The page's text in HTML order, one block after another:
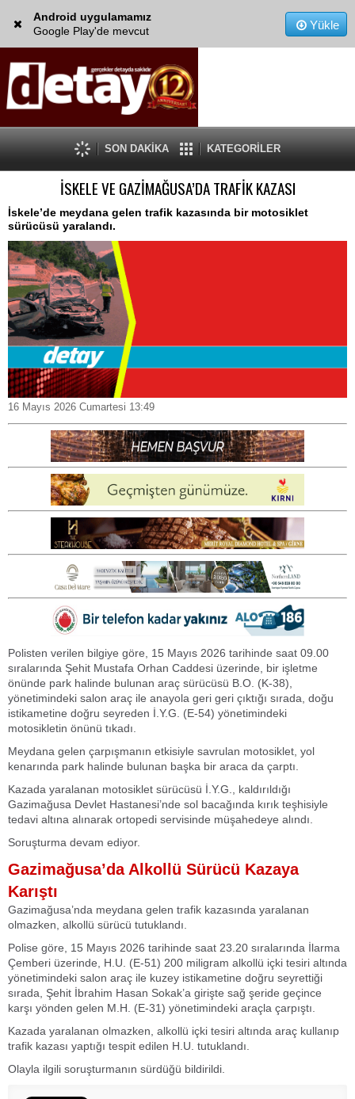
Android uygulamamız
Google Play'de mevcut
Yükle
SON DAKİKA KATEGORİLER
İSKELE VE GAZİMAĞUSA’DA TRAFİK KAZASI
İskele’de meydana gelen trafik kazasında bir motosiklet
sürücüsü yaralandı.
16 Mayıs 2026 Cumartesi 13:49
Polisten verilen bilgiye göre, 15 Mayıs 2026 tarihinde saat 09.00
sıralarında Şehit Mustafa Orhan Caddesi üzerinde, bir işletme
önünde park halinde bulunan araç sürücüsü B.O. (K-38),
yönetimindeki salon araç ile anayola geri geri çıktığı sırada, doğu
istikametine doğru seyreden İ.Y.G. (E-54) yönetimindeki
motosikletin önünü tıkadı.
Meydana gelen çarpışmanın etkisiyle savrulan motosiklet, yol
kenarında park halinde bulunan başka bir araca da çarptı.
Kazada yaralanan motosiklet sürücüsü İ.Y.G., kaldırıldığı
Gazimağusa Devlet Hastanesi’nde sol bacağında kırık teşhisiyle
tedavi altına alınarak ortopedi servisinde müşahedeye alındı.
Soruşturma devam ediyor.
Gazimağusa’da Alkollü Sürücü Kazaya
Karıştı
Gazimağusa’nda meydana gelen trafik kazasında yaralanan
olmazken, alkollü sürücü tutuklandı.
Polise göre, 15 Mayıs 2026 tarihinde saat 23.20 sıralarında İlarma
Çemberi üzerinde, H.U. (E-51) 200 miligram alkollü içki tesiri altında
yönetimindeki salon araç ile kuzey istikametine doğru seyrettiği
sırada, Şehit İbrahim Hasan Sokak’a girişte sağ şeride geçince
karşı yönden gelen M.H. (E-31) yönetimindeki araçla çarpıştı.
Kazada yaralanan olmazken, alkollü içki tesiri altında araç kullanıp
trafik kazası yaptığı tespit edilen H.U. tutuklandı.
Olayla ilgili soruşturmanın sürdüğü bildirildi.